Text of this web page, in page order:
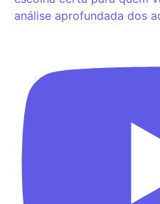
análise aprofundada dos